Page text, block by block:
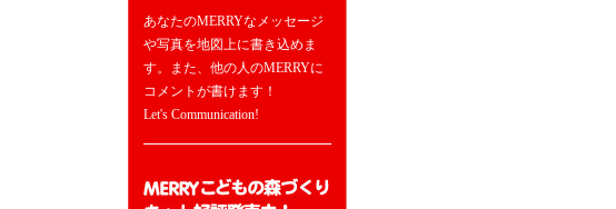
あなたのMERRYなメッセージ
や写真を地図上に書き込めま
す。また、他の人のMERRYに
コメントが書けます！
Let's Communication!